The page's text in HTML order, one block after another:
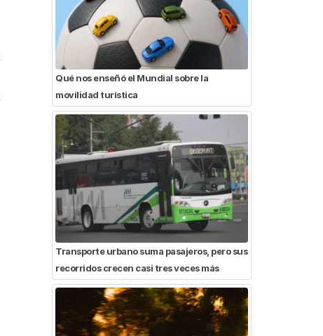
Qué nos enseñó el Mundial sobre la
movilidad turística
Transporte urbano suma pasajeros, pero sus
recorridos crecen casi tres veces más